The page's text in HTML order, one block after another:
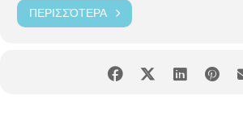
ΠΕΡΙΣΣΌΤΕΡΑ